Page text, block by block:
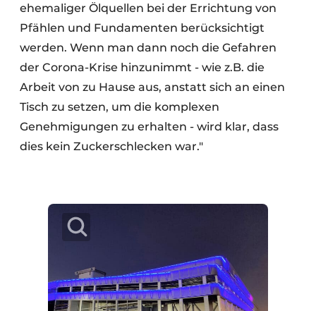
ehemaliger Ölquellen bei der Errichtung von
Pfählen und Fundamenten berücksichtigt
werden. Wenn man dann noch die Gefahren
der Corona-Krise hinzunimmt - wie z.B. die
Arbeit von zu Hause aus, anstatt sich an einen
Tisch zu setzen, um die komplexen
Genehmigungen zu erhalten - wird klar, dass
dies kein Zuckerschlecken war."